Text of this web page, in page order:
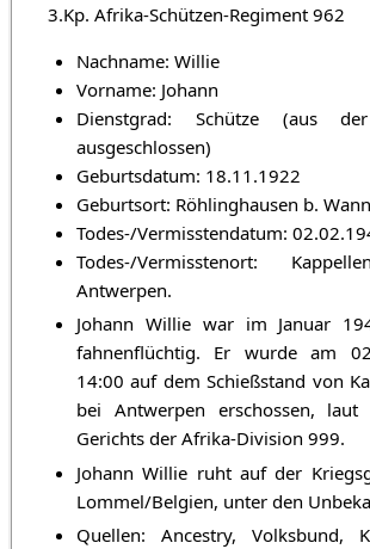
3.Kp. Afrika-Schützen-Regiment 962
Nachname: Willie
Vorname: Johann
Dienstgrad: Schütze (aus
ausgeschlossen)
Geburtsdatum: 18.11.1922
Geburtsort: Röhlinghausen b.
Todes-/Vermisstendatum:
Todes-/Vermisstenort:
Antwerpen.
Johann Willie war im Januar
fahnenflüchtig. Er wurde am
14:00 auf dem Schießstand von
bei Antwerpen erschossen,
Gerichts der Afrika-Division 999.
Johann Willie ruht auf der
Lommel/Belgien, unter den
Quellen: Ancestry, Volksbund,